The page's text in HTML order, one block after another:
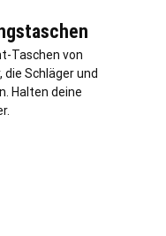
Taschen von
die Schläger und
Halten deine